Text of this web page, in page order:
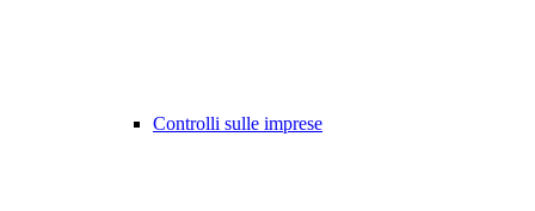
Controlli sulle imprese